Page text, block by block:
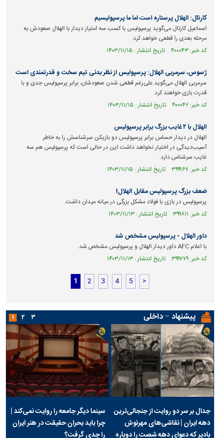
کارتال: الهلال پرستاره است اما ما پرسپولیسیم
اسماعیل کارتال می‌گوید پرسپولیس با کسب سه امتیاز دیدار با الهلال صعودش به
مرحله بعدی را قطعی خواهد کرد.
کد خبر: ۴۰۰۰۴۳ تاریخ انتشار : ۱۴۰۳/۱۱/۱۵
ژسوس، سرمربی الهلال: پرسپولیس از نظر بدنی تیم سخت و قدرتمندی است
سرمربی الهلال می‌گوید علی‌رغم قطعی شدن صعودشان، برابر پرسپولیس جدی و با
قدرت بازی خواهند کرد.
کد خبر: ۴۰۰۰۴۲ تاریخ انتشار : ۱۴۰۳/۱۱/۱۵
الهلال با ۲ غایب بزرگ برابر پرسپولیس
الهلال در دیدار حساس برابر پرسپولیس دو بازیکن سرشناسش را به خاطر
آسیب‌دیدگی در اختیار نخواهد داشت این در حالی است که پرسپولیس هم سه
غایب سرشناس دارد.
کد خبر: ۳۹۹۹۶۷ تاریخ انتشار : ۱۴۰۳/۱۱/۱۵
ضعف بزرگ پرسپولیس مقابل الهلال!
پرسپولیس در بازی با فولاد مشکل بزرگی در میانه میدان داشت.
کد خبر: ۳۹۹۸۱۱ تاریخ انتشار : ۱۴۰۳/۱۱/۱۳
داور الهلال - پرسپولیس مشخص شد
با اعلام AFC داور دیدار الهلال و پرسپولیس مشخص شد.
کد خبر: ۳۹۹۷۷۹ تاریخ انتشار : ۱۴۰۳/۱۱/۱۳
1 2 3 4 5 >
پیشنهاد − داخلی
جدال بر سر دو روایت از جنجالی‌ترین
دهه ایران | نقاشی‌های مهرنوش
بادپر که دعوای دهه شصت را دوباره
سینما دیگر جامعه را روایت نمی‌کند |
چرا باید بحران حقیقت در هنر ایران
را جدی گرفت؟
۱ ۲ ۳